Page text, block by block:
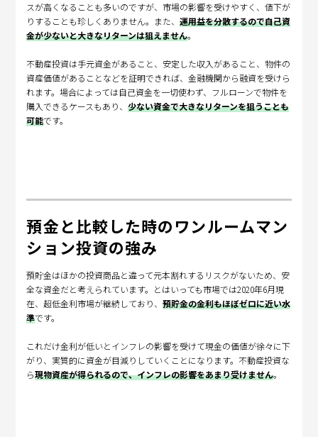
スが高くなることも多いのですが、市場の影響を受けやすく、値下が
りすることも珍しくありません。また、運用益を分散するので自己資
金が少ないと大きなリターンは狙えません。
不動産投資は手元資金があること、安定した収入があること、物件の
資産価値があることなどを証明できれば、金融機関から融資を受けら
れます。場合によっては自己資金を一切使わず、フルローンで物件を
購入できるケースもあり、少ない資金で大きなリターンを狙うことも
可能です。
預金と比較した時のワンルームマン
ション投資の強み
預貯金はほかの投資商品と違って元本割れするリスクがないため、安
全な資金だと考えられています。とはいっても市場では2020年6月現
在、超低金利市場が継続しており、預貯金の金利もほぼゼロに近い水
準です。
これだけ金利が低いとインフレの影響を受けて現金の価値が徐々に下
がり、実質的に資金が目減りしていくことになります。不動産投資な
ら現物資産が得られるので、インフレの影響をあまり受けません。